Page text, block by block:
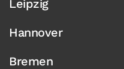
Leipzig
Hannover
Bremen